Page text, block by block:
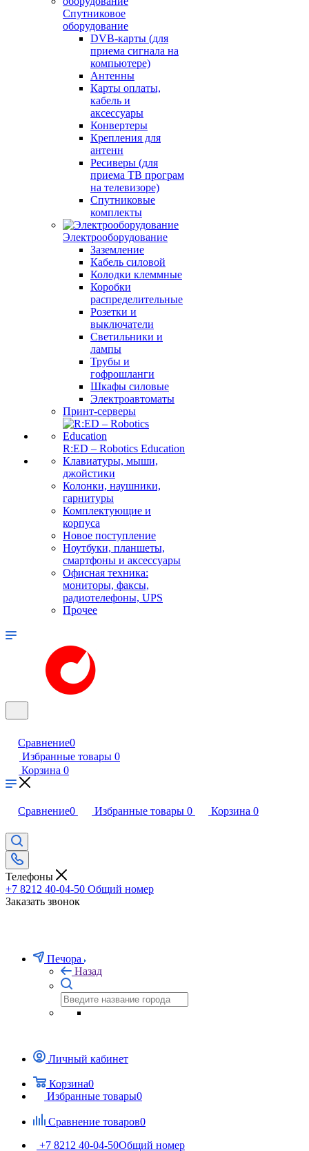
Спутниковое
оборудование
DVB-карты (для
приема сигнала на
компьютере)
Антенны
Карты оплаты,
кабель и
аксессуары
Конвертеры
Крепления для
антенн
Ресиверы (для
приема ТВ програм
на телевизоре)
Спутниковые
комплекты
Электрооборудование
Заземление
Кабель силовой
Колодки клеммные
Коробки
распределительные
Розетки и
выключатели
Светильники и
лампы
Трубы и
гофрошланги
Шкафы силовые
Электроавтоматы
Принт-серверы
R:ED – Robotics Education
Клавиатуры, мыши,
джойстики
Колонки, наушники,
гарнитуры
Комплектующие и
корпуса
Новое поступление
Ноутбуки, планшеты,
смартфоны и аксессуары
Офисная техника:
мониторы, факсы,
радиотелефоны, UPS
Прочее
Сравнение0
Избранные товары 0
Корзина 0
Сравнение0 Избранные товары 0 Корзина 0
Телефоны
+7 8212 40-04-50 Общий номер
Заказать звонок
Печора
Назад
Личный кабинет
Корзина0
Избранные товары0
Сравнение товаров0
+7 8212 40-04-50Общий номер